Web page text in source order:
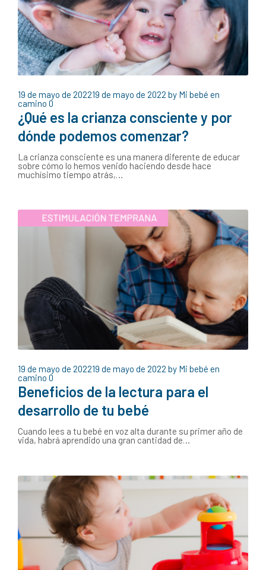
19 de mayo de 202219 de mayo de 2022 by Mi bebé en
camino 0
¿Qué es la crianza consciente y por
dónde podemos comenzar?
La crianza consciente es una manera diferente de educar
sobre cómo lo hemos venido haciendo desde hace
muchísimo tiempo atrás,…
19 de mayo de 202219 de mayo de 2022 by Mi bebé en
camino 0
Beneficios de la lectura para el
desarrollo de tu bebé
Cuando lees a tu bebé en voz alta durante su primer año de
vida, habrá aprendido una gran cantidad de…